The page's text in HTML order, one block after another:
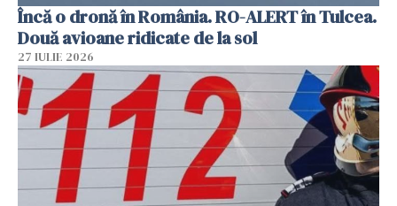
Încă o dronă în România. RO-ALERT în Tulcea.
Două avioane ridicate de la sol
27 IULIE 2026